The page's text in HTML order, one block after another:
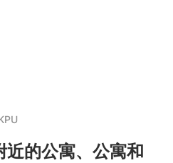
的公寓、公寓和